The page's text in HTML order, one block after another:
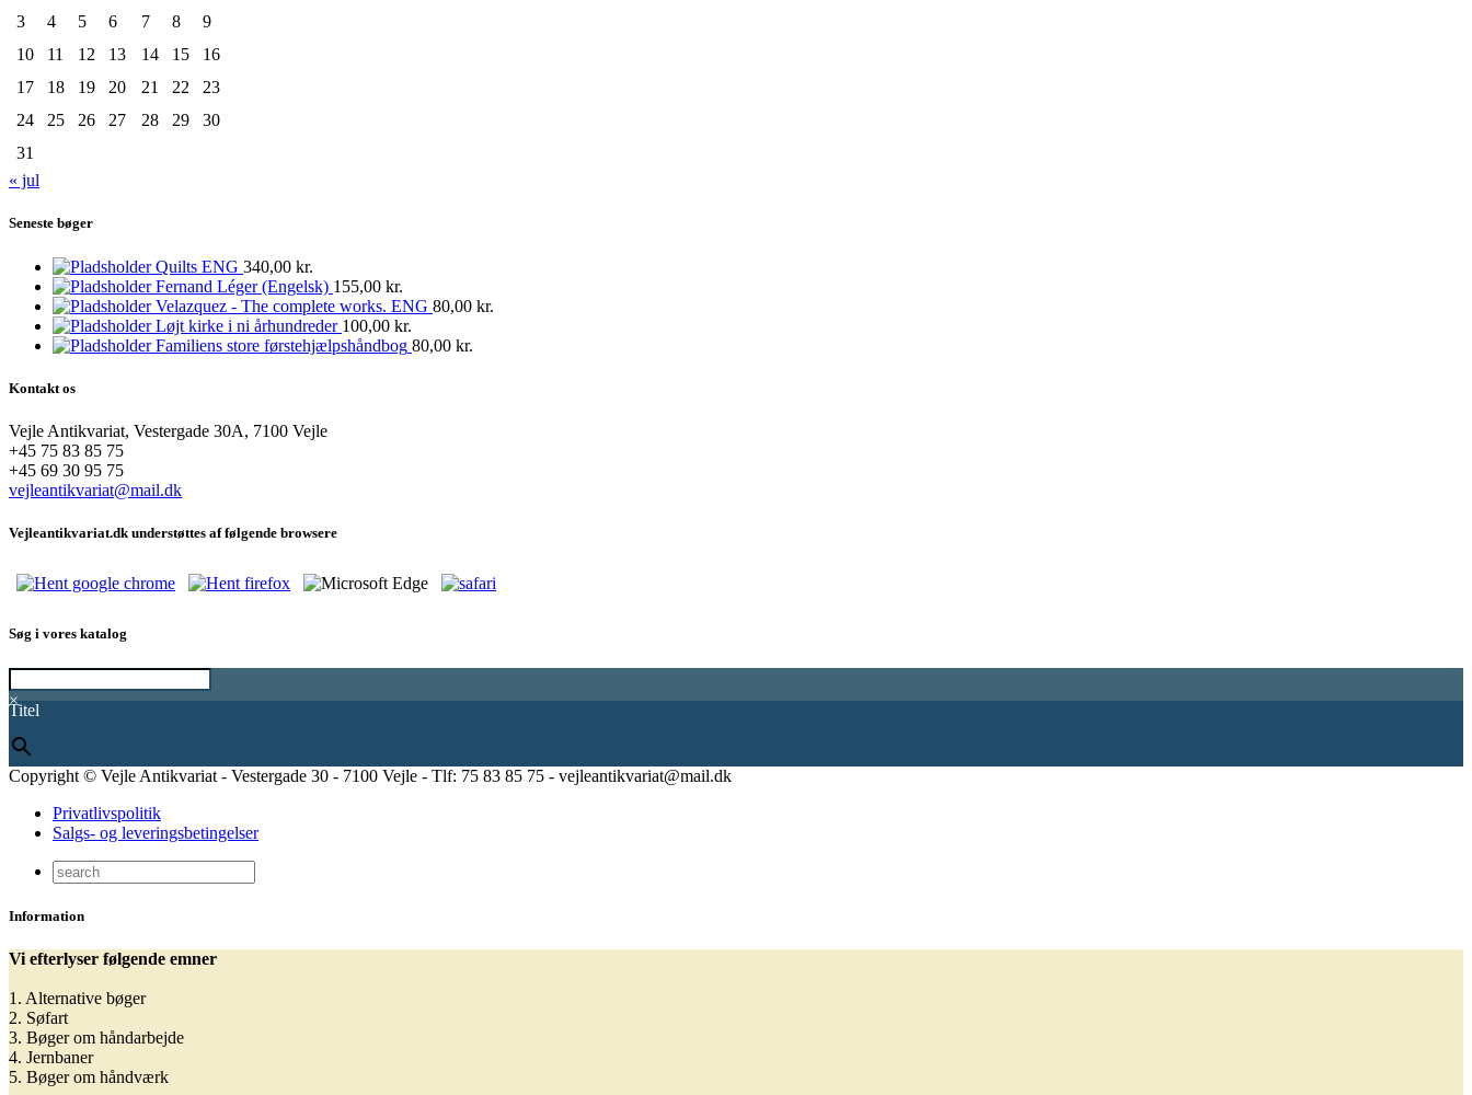
3
4 5 6 7 8
9
10
11 12 13 14 15
16
17
18 19 20 21 22
23
24
25 26 27 28 29
30
31
« jul
Seneste bøger
Quilts ENG 340,00 kr.
Fernand Léger (Engelsk) 155,00 kr.
Velazquez - The complete works. ENG 80,00 kr.
Løjt kirke i ni århundreder 100,00 kr.
Familiens store førstehjælpshåndbog 80,00 kr.
Kontakt os
Vejle Antikvariat, Vestergade 30A, 7100 Vejle
+45 75 83 85 75
+45 69 30 95 75
vejleantikvariat@mail.dk
Vejleantikvariat.dk understøttes af følgende browsere
Søg i vores katalog
×
Titel
Copyright © Vejle Antikvariat - Vestergade 30 - 7100 Vejle - Tlf: 75 83 85 75 - vejleantikvariat@mail.dk
Privatlivspolitik
Salgs- og leveringsbetingelser
Information
Vi efterlyser følgende emner
1. Alternative bøger
2. Søfart
3. Bøger om håndarbejde
4. Jernbaner
5. Bøger om håndværk